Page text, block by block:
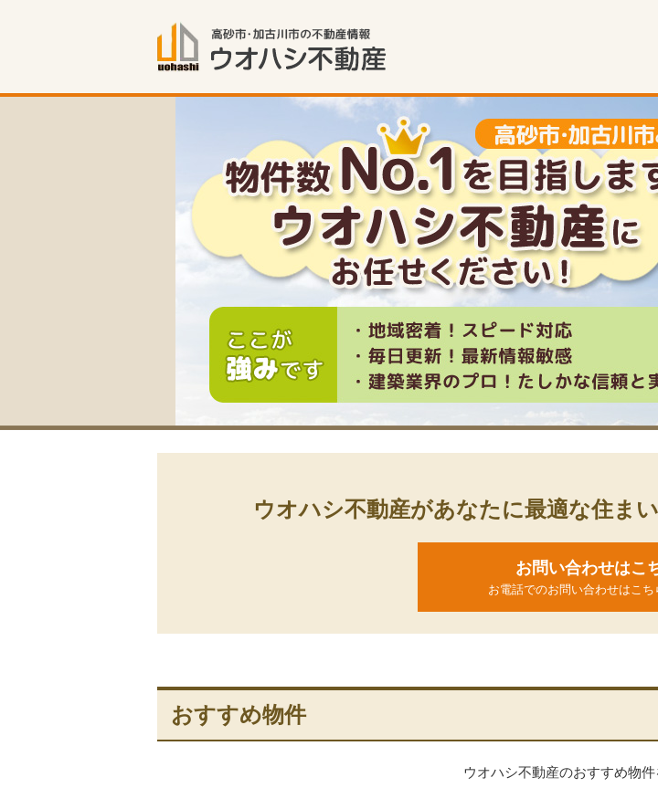
ウオハシ不動産があなたに最適な住ま
お問い合わせはこ
お電話でのお問い合わせはこち
おすすめ物件
ウオハシ不動産のおすすめ物件